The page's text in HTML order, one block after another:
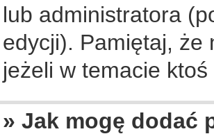
lub administratora
edycji). Pamiętaj, że
jeżeli w temacie ktoś
» Jak mogę dodać